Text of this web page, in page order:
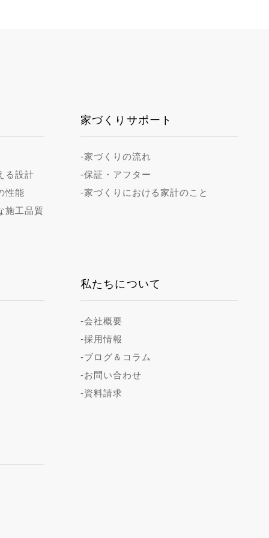
る設計
性能
施工品質
家づくりサポート
-家づくりの流れ
-保証・アフター
-家づくりにおける家計のこと
私たちについて
-会社概要
-採用情報
-ブログ＆コラム
-お問い合わせ
-資料請求